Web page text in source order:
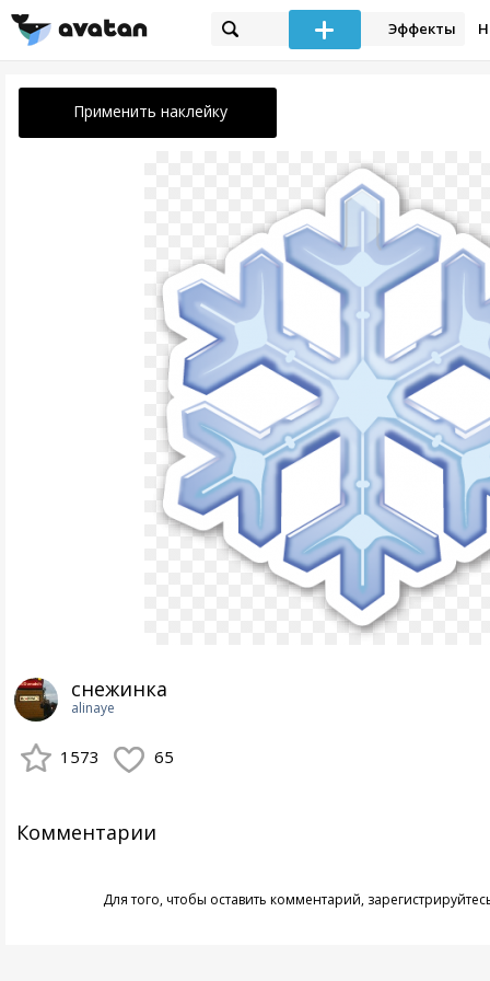
Эффекты
Применить наклейку
снежинка
alinaye
1573 65
Комментарии
Для того, чтобы оставить комментарий,